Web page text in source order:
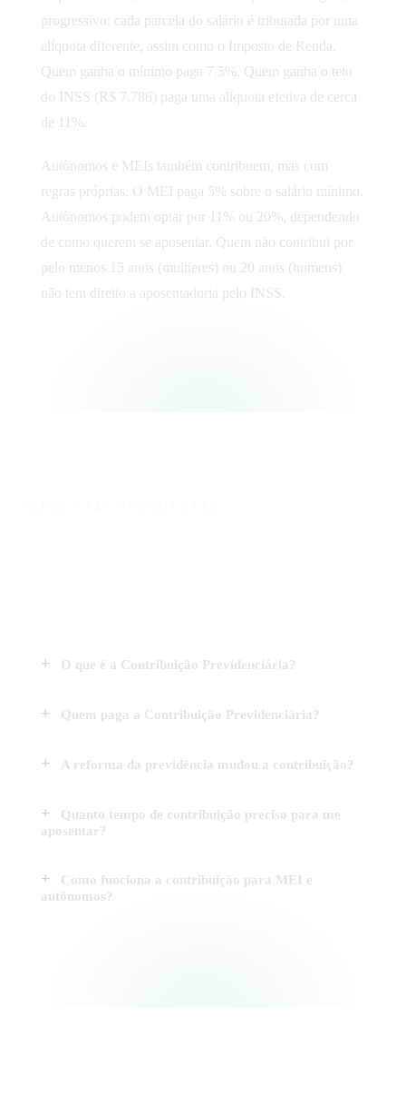
progressivo: cada parcela do salário é tributada por uma
alíquota diferente, assim como o Imposto de Renda.
Quem ganha o mínimo paga 7,5%. Quem ganha o teto
do INSS (R$ 7.786) paga uma alíquota efetiva de cerca
de 11%.
Autônomos e MEIs também contribuem, mas com
regras próprias. O MEI paga 5% sobre o salário mínimo.
Autônomos podem optar por 11% ou 20%, dependendo
de como querem se aposentar. Quem não contribui por
pelo menos 15 anos (mulheres) ou 20 anos (homens)
não tem direito a aposentadoria pelo INSS.
O que é a Contribuição Previdenciária?
Quem paga a Contribuição Previdenciária?
A reforma da previdência mudou a contribuição?
Quanto tempo de contribuição preciso para me
aposentar?
Como funciona a contribuição para MEI e
autônomos?